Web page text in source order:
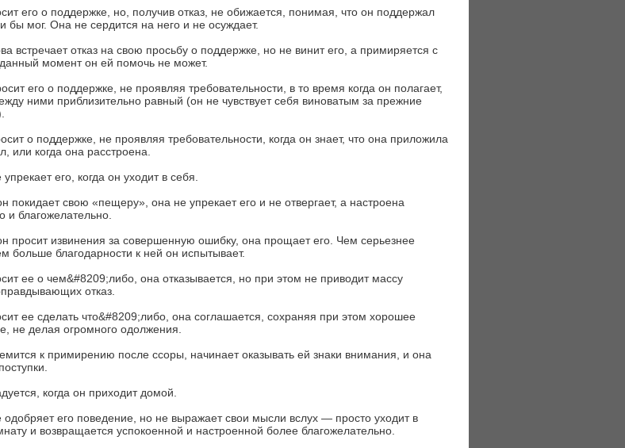
его о поддержке, но, получив отказ, не обижается, понимая, что он поддержал
бы мог. Она не сердится на него и не осуждает.
встречает отказ на свою просьбу о поддержке, но не винит его, а примиряется с
момент он ей помочь не может.
его о поддержке, не проявляя требовательности, в то время когда он полагает,
ними приблизительно равный (он не чувствует себя виноватым за прежние
о поддержке, не проявляя требовательности, когда он знает, что она приложила
или когда она расстроена.
его, когда он уходит в себя.
покидает свою «пещеру», она не упрекает его и не отвергает, а настроена
и благожелательно.
просит извинения за совершенную ошибку, она прощает его. Чем серьезнее
больше благодарности к ней он испытывает.
ее о чем&#8209;либо, она отказывается, но при этом не приводит массу
отказ.
ее сделать что&#8209;либо, она соглашается, сохраняя при этом хорошее
не делая огромного одолжения.
к примирению после ссоры, начинает оказывать ей знаки внимания, и она
когда он приходит домой.
его поведение, но не выражает свои мысли вслух — просто уходит в
и возвращается успокоенной и настроенной более благожелательно.